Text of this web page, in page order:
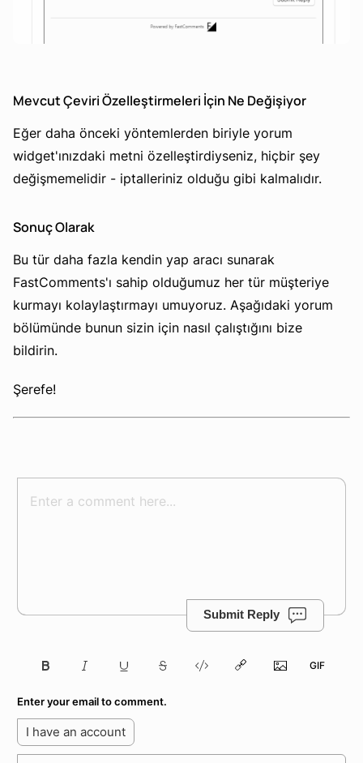
Mevcut Çeviri Özelleştirmeleri İçin Ne Değişiyor
Eğer daha önceki yöntemlerden biriyle yorum
widget'ınızdaki metni özelleştirdiyseniz, hiçbir şey
değişmemelidir - iptalleriniz olduğu gibi kalmalıdır.
Sonuç Olarak
Bu tür daha fazla kendin yap aracı sunarak
FastComments'ı sahip olduğumuz her tür müşteriye
kurmayı kolaylaştırmayı umuyoruz. Aşağıdaki yorum
bölümünde bunun sizin için nasıl çalıştığını bize
bildirin.
Şerefe!
Submit Reply
Enter your email to comment.
I have an account